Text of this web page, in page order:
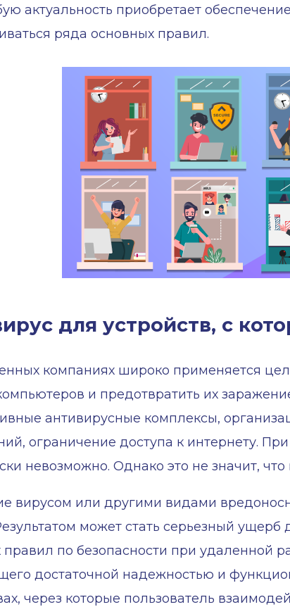
актуальность приобретает
ряда основных правил.
для устройств, с
компаниях широко применяется
и предотвратить их
антивирусные комплексы,
ограничение доступа к интернету.
невозможно. Однако это не значит,
вирусом или другими видами
может стать серьезный
по безопасности при удаленной
достаточной надежностью и
через которые пользователь